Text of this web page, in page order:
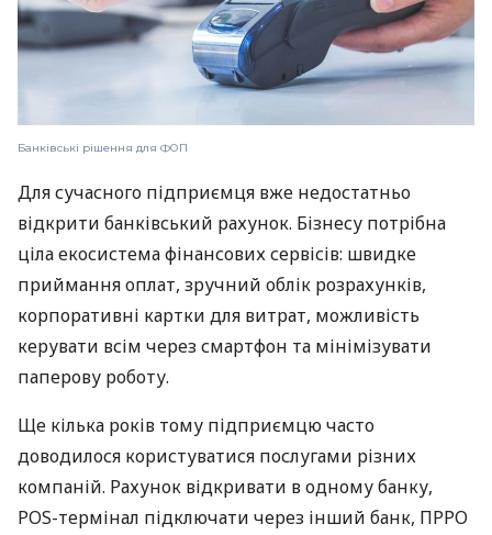
Банківські рішення для ФОП
Для сучасного підприємця вже недостатньо
відкрити банківський рахунок. Бізнесу потрібна
ціла екосистема фінансових сервісів: швидке
приймання оплат, зручний облік розрахунків,
корпоративні картки для витрат, можливість
керувати всім через смартфон та мінімізувати
паперову роботу.
Ще кілька років тому підприємцю часто
доводилося користуватися послугами різних
компаній. Рахунок відкривати в одному банку,
POS-термінал підключати через інший банк, ПРРО